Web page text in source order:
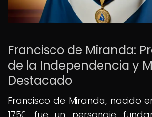
Francisco de Miranda:
de la Independencia y
Destacado
Francisco de Miranda, nacido
1750, fue un personaje